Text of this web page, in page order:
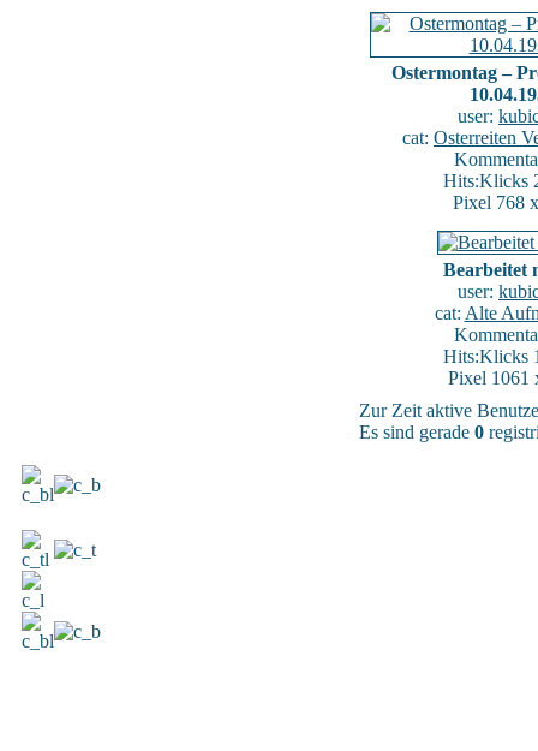
Ostermontag –
user:
cat: Osterreiten
Hits:Klicks
Pixel 768
Bearbeitet
user:
cat: Alte
Hits:Klicks
Pixel 1061
Zur Zeit aktive
Es sind gerade 0